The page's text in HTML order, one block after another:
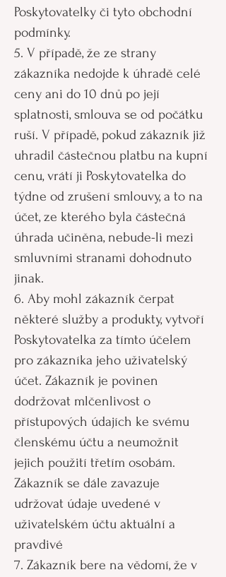
Poskytovatelky či tyto obchodní
podmínky.
5. V případě, že ze strany
zákazníka nedojde k úhradě celé
ceny ani do 10 dnů po její
splatnosti, smlouva se od počátku
ruší. V případě, pokud zákazník již
uhradil částečnou platbu na kupní
cenu, vrátí ji Poskytovatelka do
týdne od zrušení smlouvy, a to na
účet, ze kterého byla částečná
úhrada učiněna, nebude-li mezi
smluvními stranami dohodnuto
jinak.
6. Aby mohl zákazník čerpat
některé služby a produkty, vytvoří
Poskytovatelka za tímto účelem
pro zákazníka jeho uživatelský
účet. Zákazník je povinen
dodržovat mlčenlivost o
přístupových údajích ke svému
členskému účtu a neumožnit
jejich použití třetím osobám.
Zákazník se dále zavazuje
udržovat údaje uvedené v
uživatelském účtu aktuální a
pravdivé
7. Zákazník bere na vědomí, že v